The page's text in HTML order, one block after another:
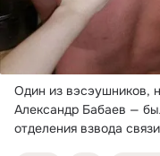
Один из вэсэушников,
Александр Бабаев —
отделения взвода